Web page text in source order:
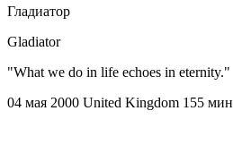
Гладиатор
Gladiator
"What we do in life echoes in eternity."
04 мая 2000 United Kingdom 155 мин